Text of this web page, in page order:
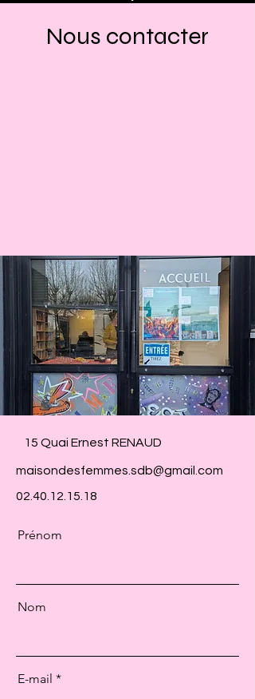
Nous contacter
15 Quai Ernest RENAUD
maisondesfemmes.sdb@gmail.com
02.40.12.15.18
Prénom
Nom
E-mail